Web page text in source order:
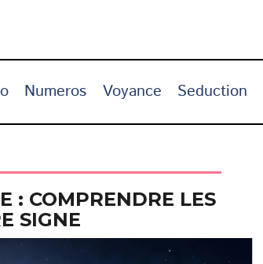
Numeros Voyance Seduction
: COMPRENDRE LES
SIGNE